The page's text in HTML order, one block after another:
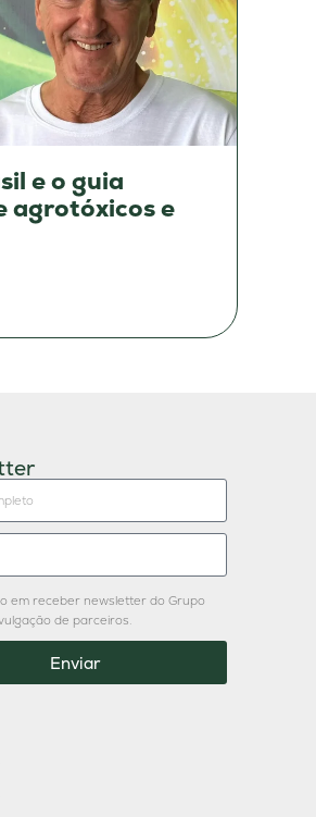
e o guia
agrotóxicos e
em receber newsletter do Grupo
de parceiros.
Enviar